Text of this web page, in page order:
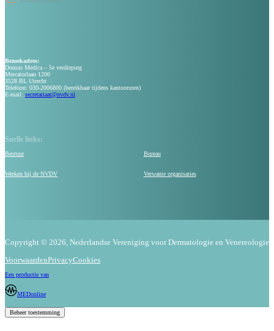
Bezoekadres:
Domus Medica – 5e verdieping
Mercatorlaan 1200
3528 BL Utrecht
Telefoon: 030-2006800 (bereikbaar tijdens kantooruren)
E-mail: secretariaat@nvdv.nl
Snelle links:
Bestuur Bureau
Werken bij de NVDV Verwante organisaties
Copyright © 2026, Nederlandse Vereniging voor Dermatologie en Venereologie
VoorwaardenPrivacyCookies
Een productie van
MEDonline
Beheer toestemming